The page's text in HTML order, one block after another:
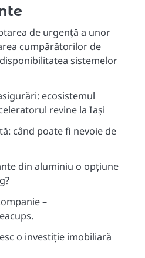
de urgență a unor
cumpărătorilor de
sistemelor
ecosistemul
revine la Iași
când poate fi nevoie de
din aluminiu o opțiune
–
o investiție imobiliară